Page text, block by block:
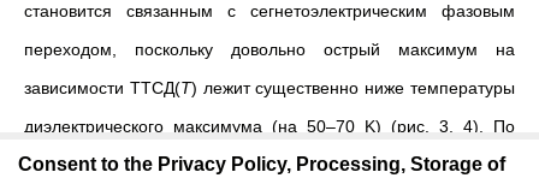
становится связанным с сегнетоэлектрическим фазовым
переходом, поскольку довольно острый максимум на
зависимости TTCД(T) лежит существенно ниже температуры
диэлектрического максимума (на 50–70 K) (рис. 3, 4). По
всей видимости, в этих образцах максимум зависимости e(T
Consent to the Privacy Policy, Processing, Storage of